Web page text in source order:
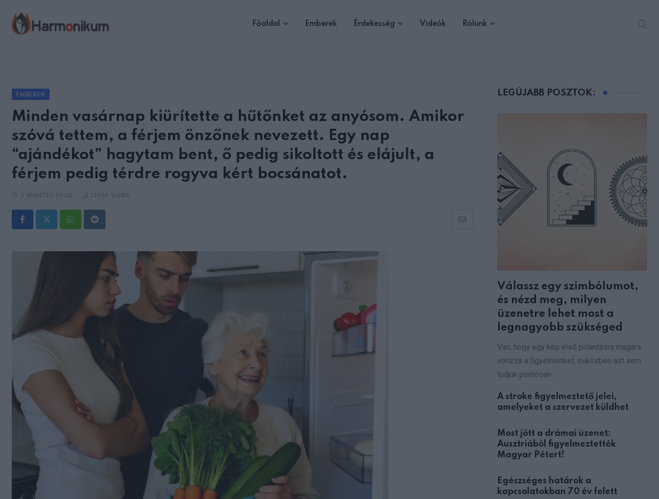
content
Főoldal Emberek Érdekesség Videók Rólunk
EMBEREK
Minden vasárnap kiürítette a hűtőnket az anyósom. Amikor
szóvá tettem, a férjem önzőnek nevezett. Egy nap
“ajándékot” hagytam bent, ő pedig sikoltott és elájult, a
férjem pedig térdre rogyva kért bocsánatot.
WhatsappReddit
Share
LEGÚJABB POSZTOK:
Válassz egy szimbólumot,
és nézd meg, milyen
üzenetre lehet most a
legnagyobb szükséged
Van, hogy egy kép első pillantásra magára
vonzza a figyelmünket, miközben azt sem
tudjuk pontosan
A stroke figyelmeztető jelei,
amelyeket a szervezet küldhet
Most jött a drámai üzenet:
Ausztriából figyelmeztették
Magyar Pétert!
Egészséges határok a
kapcsolatokban 70 év felett